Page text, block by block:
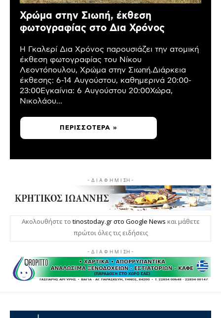
Χρώμα στην Σιωπή, έκθεση
φωτογραφίας στο Δια Χρόνος
Η Γκαλερί Δια Χρόνος παρουσιάζει την ατομική
έκθεση φωτογραφίας του Νίκου
Λεοντόπουλου, Χρώμα στην Σιωπή.Διάρκεια
έκθεσης: 6-14 Αυγούστου, καθημερινά 20:00-
23:00Εγκαίνια: 6 Αυγούστου 20:00Χώρα,
Νικολάου...
ΠΕΡΙΣΣΌΤΕΡΑ »
- Δ Ι Α Φ Η Μ Ι ΣΗ -
Ακολουθήστε το tinostoday.gr στο Google News και μάθετε
πρώτοι όλες τις ειδήσεις
- Δ Ι Α Φ Η Μ Ι ΣΗ -